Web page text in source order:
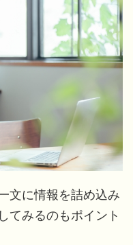
文に情報を詰め込み
てみるのもポイント